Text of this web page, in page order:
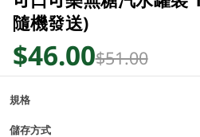
隨機發送)
$46.00$51.00
規格
儲存方式